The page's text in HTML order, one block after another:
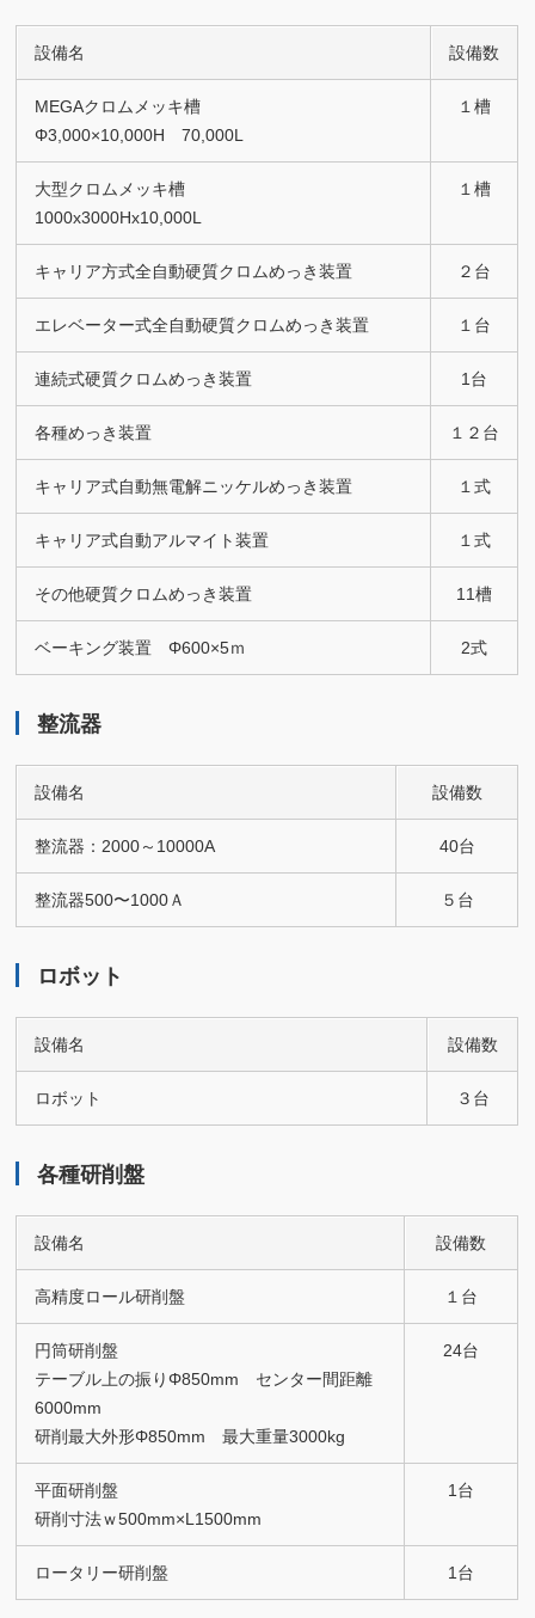
設備名 設備数
MEGAクロムメッキ槽
Φ3,000×10,000H 70,000L
１槽
大型クロムメッキ槽
1000x3000Hx10,000L
１槽
キャリア方式全自動硬質クロムめっき装置 ２台
エレベーター式全自動硬質クロムめっき装置 １台
連続式硬質クロムめっき装置 1台
各種めっき装置 １２台
キャリア式自動無電解ニッケルめっき装置 １式
キャリア式自動アルマイト装置 １式
その他硬質クロムめっき装置 11槽
ベーキング装置Φ600×5ｍ 2式
整流器
設備名 設備数
整流器：2000～10000A 40台
整流器500〜1000Ａ ５台
ロボット
設備名 設備数
ロボット ３台
各種研削盤
設備名 設備数
高精度ロール研削盤 １台
円筒研削盤
テーブル上の振りΦ850mm センター間距離
6000mm
研削最大外形Φ850mm 最大重量3000kg
24台
平面研削盤
研削寸法ｗ500mm×L1500mm
1台
ロータリー研削盤 1台